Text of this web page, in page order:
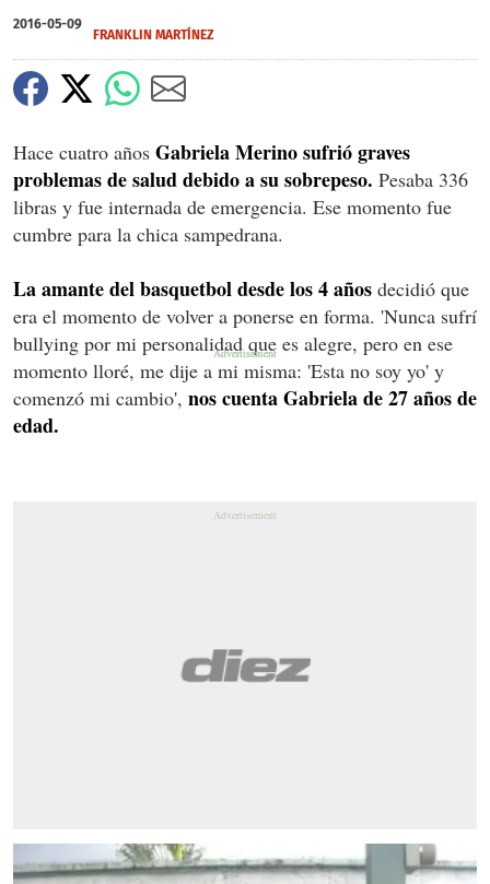
2016-05-09
FRANKLIN MARTÍNEZ
Hace cuatro años Gabriela Merino sufrió graves
problemas de salud debido a su sobrepeso. Pesaba 336
libras y fue internada de emergencia. Ese momento fue
cumbre para la chica sampedrana.
La amante del basquetbol desde los 4 años decidió que
era el momento de volver a ponerse en forma. 'Nunca sufrí
bullying por mi personalidad que es alegre, pero en ese
momento lloré, me dije a mi misma: 'Esta no soy yo' y
comenzó mi cambio', nos cuenta Gabriela de 27 años de
edad.